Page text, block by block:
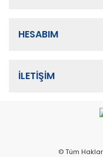
HESABIM
İLETİŞİM
© Tüm